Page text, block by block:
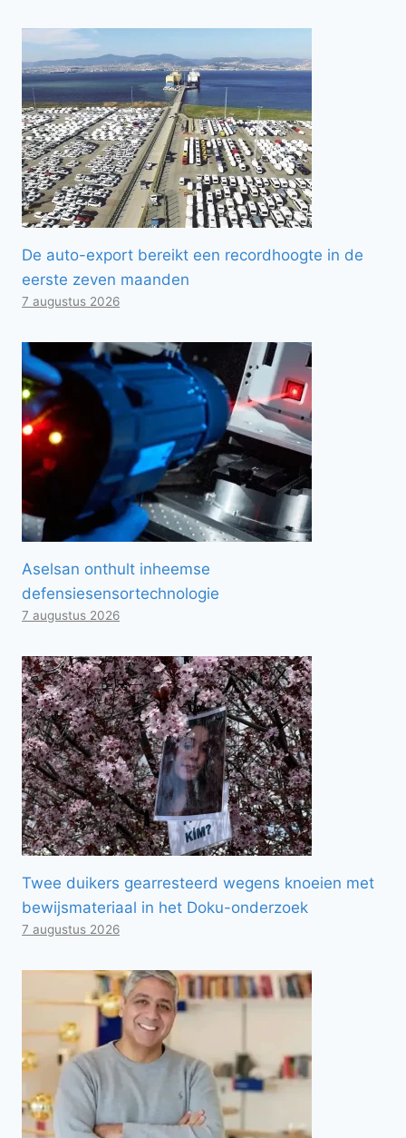
De auto-export bereikt een recordhoogte in de
eerste zeven maanden
7 augustus 2026
Aselsan onthult inheemse
defensiesensortechnologie
7 augustus 2026
Twee duikers gearresteerd wegens knoeien met
bewijsmateriaal in het Doku-onderzoek
7 augustus 2026